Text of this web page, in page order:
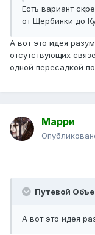
Есть вариант
от Щербинки до
А вот это идея
отсутствующих
одной пересадкой
Марри
Путевой
А вот это идея